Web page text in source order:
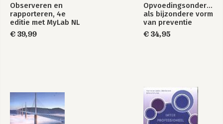
Observeren en
rapporteren, 4e
editie met MyLab NL
toegangscode
€ 39,99
als bijzondere vorm
van preventie
€ 34,95